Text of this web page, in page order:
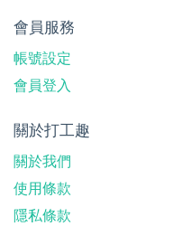
會員服務
帳號設定
會員登入
關於打工趣
關於我們
使用條款
隱私條款